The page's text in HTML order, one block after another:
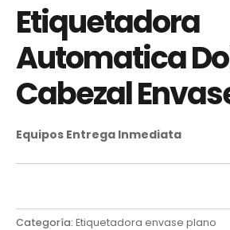
Etiquetadora
Automatica
Cabezal
Equipos Entrega Inmediata
Categoría: Etiquetadora envase plano